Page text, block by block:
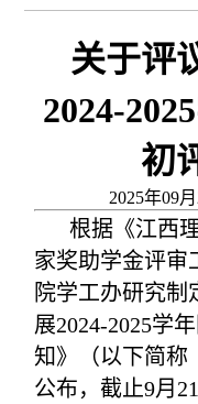
关于评
2024-
初
2025年09
根据 《江西
家奖助学金评审
院学工办研究制
展2024-2025学
知》（以下简称
公布， 截止9月